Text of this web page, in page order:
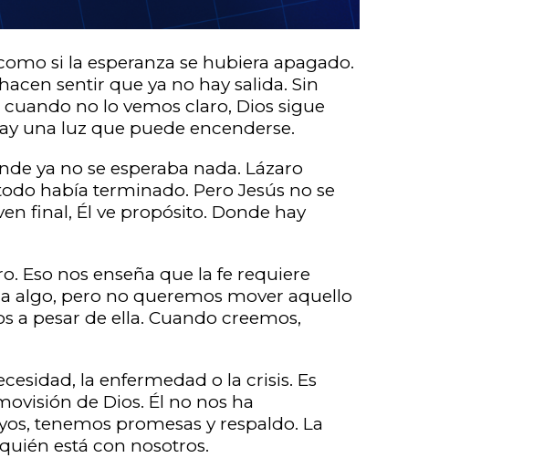
si la esperanza se hubiera apagado.
sentir que ya no hay salida. Sin
no lo vemos claro, Dios sigue
una luz que puede encenderse.
ya no se esperaba nada. Lázaro
había terminado. Pero Jesús no se
final, Él ve propósito. Donde hay
Eso nos enseña que la fe requiere
algo, pero no queremos mover aquello
a pesar de ella. Cuando creemos,
la enfermedad o la crisis. Es
de Dios. Él no nos ha
tenemos promesas y respaldo. La
está con nosotros.